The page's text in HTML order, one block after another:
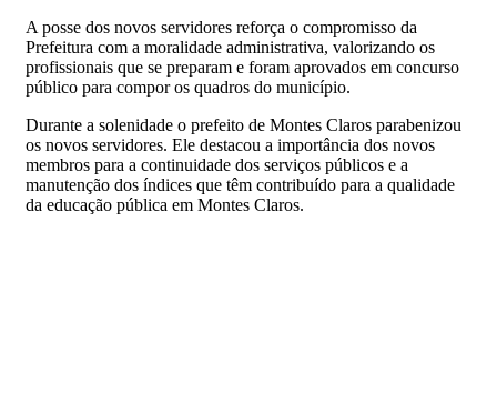
A posse dos novos servidores reforça o compromisso da
Prefeitura com a moralidade administrativa, valorizando os
profissionais que se preparam e foram aprovados em concurso
público para compor os quadros do município.
Durante a solenidade o prefeito de Montes Claros parabenizou
os novos servidores. Ele destacou a importância dos novos
membros para a continuidade dos serviços públicos e a
manutenção dos índices que têm contribuído para a qualidade
da educação pública em Montes Claros.